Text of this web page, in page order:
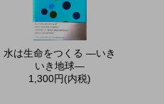
水は生命をつくる ―いき
いき地球―
1,300円(内税)